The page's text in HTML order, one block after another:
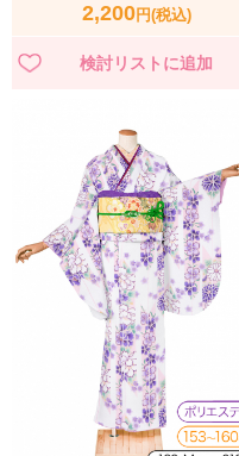
2,200円(税込)